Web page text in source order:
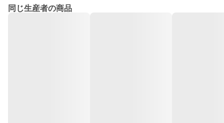
同じ生産者の商品